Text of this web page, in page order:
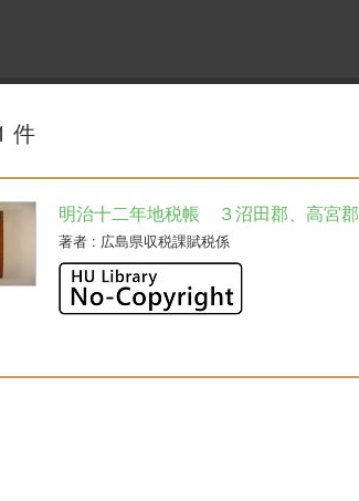
件
明治十二年地税帳 ３沼田郡、高宮郡
著者: 広島県収税課賦税係